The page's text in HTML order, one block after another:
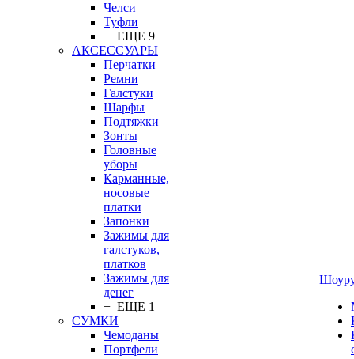
Челси
Туфли
+ ЕЩЕ 9
АКСЕССУАРЫ
Перчатки
Ремни
Галстуки
Шарфы
Подтяжки
Зонты
Головные
уборы
Карманные,
носовые
платки
Запонки
Зажимы для
галстуков,
платков
Зажимы для
денег
+ ЕЩЕ 1
СУМКИ
Чемоданы
Портфели